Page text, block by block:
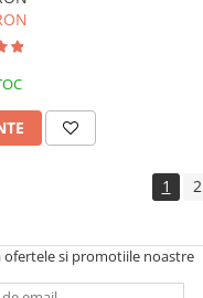
1 2
ofertele si promotiile noastre